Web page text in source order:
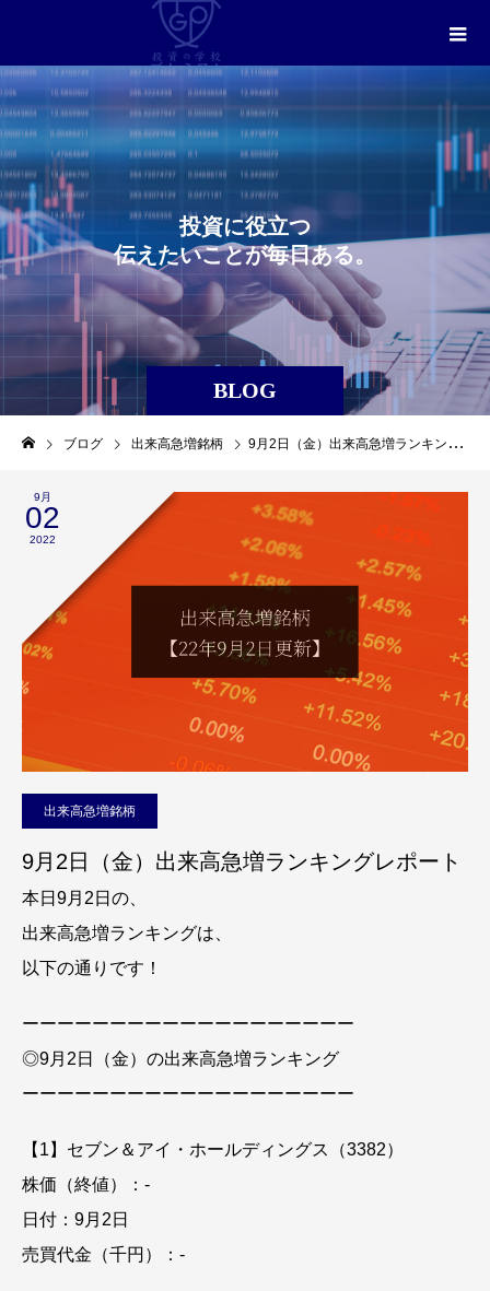
BLOG
投資に役立つ
伝え たいことが毎日ある。
ブログ 出来高急増銘柄 9月2日（金）出来高急増ランキングレポート
9月
02
2022
出来高急増銘柄
9月2日（金）出来高急増ランキングレポート
本日9月2日の、
出来高急増ランキングは、
以下の通りです！
ーーーーーーーーーーーーーーーーーーー
◎9月2日（金）の出来高急増ランキング
ーーーーーーーーーーーーーーーーーーー
【1】セブン＆アイ・ホールディングス（3382）
株価（終値）：-
日付：9月2日
売買代金（千円）：-